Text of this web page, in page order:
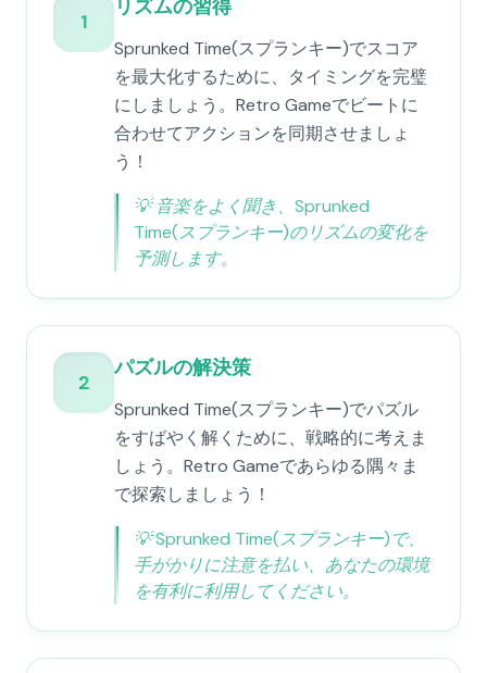
1
リズムの習得
Sprunked Time(スプランキー)でスコア
を最大化するために、タイミングを完璧
にしましょう。Retro Gameでビートに
合わせてアクションを同期させましょ
う！
💡音楽をよく聞き、Sprunked
Time(スプランキー)のリズムの変化を
予測します。
2
パズルの解決策
Sprunked Time(スプランキー)でパズル
をすばやく解くために、戦略的に考えま
しょう。Retro Gameであらゆる隅々ま
で探索しましょう！
💡Sprunked Time(スプランキー)で、
手がかりに注意を払い、あなたの環境
を有利に利用してください。